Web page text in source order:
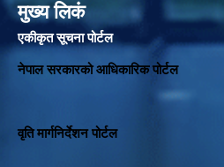
मुख्य लिकं
एकीकृत सूचना पोर्टल
नेपाल सरकारको आधिकारिक पोर्टल
वृति मार्गनिर्देशन पोर्टल